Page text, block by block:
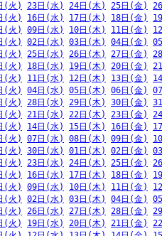
(火) 23日(水) 24日(木) 25日(金)
(火) 16日(水) 17日(木) 18日(金)
(火) 09日(水) 10日(木) 11日(金)
(火) 02日(水) 03日(木) 04日(金)
(火) 25日(水) 26日(木) 27日(金)
(火) 18日(水) 19日(木) 20日(金)
(火) 11日(水) 12日(木) 13日(金)
(火) 04日(水) 05日(木) 06日(金)
(火) 28日(水) 29日(木) 30日(金)
(火) 21日(水) 22日(木) 23日(金)
(火) 14日(水) 15日(木) 16日(金)
(火) 07日(水) 08日(木) 09日(金)
(火) 30日(水) 01日(木) 02日(金)
(火) 23日(水) 24日(木) 25日(金)
(火) 16日(水) 17日(木) 18日(金)
(火) 09日(水) 10日(木) 11日(金)
(火) 02日(水) 03日(木) 04日(金)
(火) 26日(水) 27日(木) 28日(金)
(火) 19日(水) 20日(木) 21日(金)